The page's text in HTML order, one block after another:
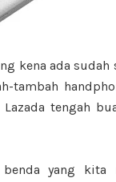
kena ada
tambah
Lazada tengah
benda yang